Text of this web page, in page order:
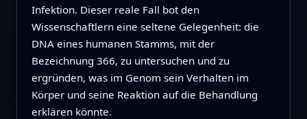
Infektion. Dieser reale Fall bot den
Wissenschaftlern eine seltene Gelegenheit: die
DNA eines humanen Stamms, mit der
Bezeichnung 366, zu untersuchen und zu
ergründen, was im Genom sein Verhalten im
Körper und seine Reaktion auf die Behandlung
erklären könnte.